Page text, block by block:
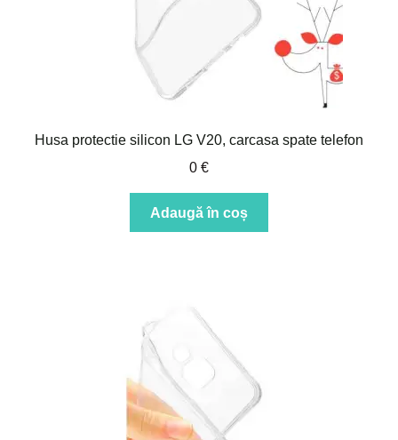
Husa protectie silicon LG V20, carcasa spate telefon
0 €
Adaugă în coș